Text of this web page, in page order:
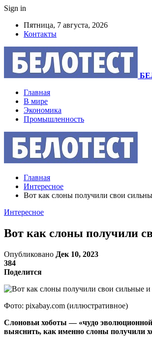
Sign in
Пятница, 7 августа, 2026
Контакты
Главная
В мире
Экономика
Промышленность
Главная
Интересное
Вот как слоны получили свои
Интересное
Вот как слоны получили
Опубликовано Дек 10, 2023
384
Поделится
Фото: pixabay.com (иллюстративное)
Слоновьи хоботы — «чудо
выяснить, как именно слоны получили